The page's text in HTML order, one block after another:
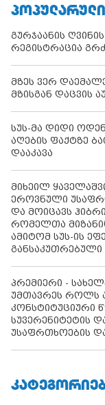
ᲞᲝᲞᲣᲚᲐᲠᲣᲚᲘ
გურჯაანის
რეგისტრაცია
მზეს ვერ
მზისგან დაცვის
სუს-მა დიდი
აღების ფაქტზე
დააკავა
მიხეილ
ეროვნული
და მოიცავს
რომელთა
ამიტომ სუს-ის
განსაკუთრებული
პრემიერი -
უმთავრეს როლს
კონსტიტუციური
სუვერენიტეტის
უსაფრთხოების